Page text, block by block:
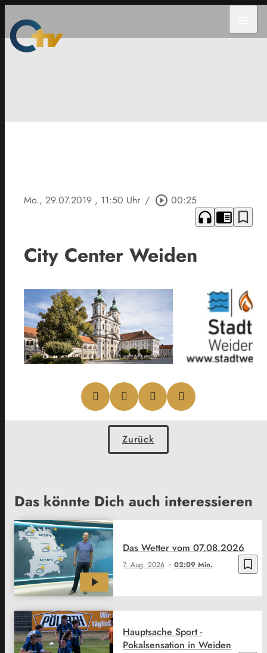
Mo., 29.07.2019 , 11:50 Uhr / play_circle_outline 00:25
headphones chrome_reader_mode bookmark_border
City Center Weiden
Zurück
Das könnte Dich auch interessieren
bookmark_border
7. Aug. 2026 02:09 Min.
Das Wetter vom 07.08.2026
Hauptsache Sport -
Pokalsensation in Weiden